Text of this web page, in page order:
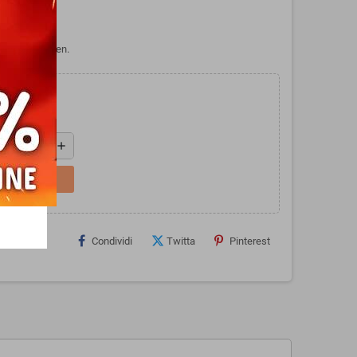
da Raven.
add
Condividi Twitta Pinterest